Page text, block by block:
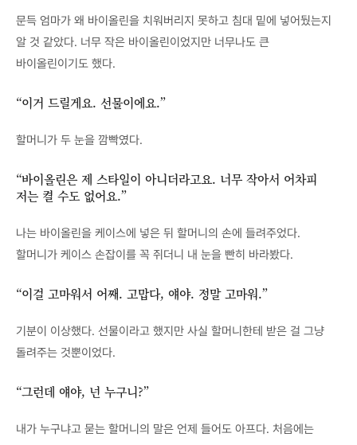
문득 엄마가 왜 바이올린을 치워버리지 못하고 침대 밑에 넣어뒀는지
알 것 같았다. 너무 작은 바이올린이었지만 너무나도 큰
바이올린이기도 했다.
“이거 드릴게요. 선물이에요.”
할머니가 두 눈을 깜빡였다.
“바이올린은 제 스타일이 아니더라고요. 너무 작아서 어차피
저는 켤 수도 없어요.”
나는 바이올린을 케이스에 넣은 뒤 할머니의 손에 들려주었다.
할머니가 케이스 손잡이를 꼭 쥐더니 내 눈을 빤히 바라봤다.
“이걸 고마워서 어째. 고맙다, 얘야. 정말 고마워.”
기분이 이상했다. 선물이라고 했지만 사실 할머니한테 받은 걸 그냥
돌려주는 것뿐이었다.
“그런데 얘야, 넌 누구니?”
내가 누구냐고 묻는 할머니의 말은 언제 들어도 아프다. 처음에는